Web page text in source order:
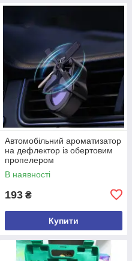
Автомобільний ароматизатор
на дефлектор із обертовим
пропелером
В наявності
193 ₴
Купити